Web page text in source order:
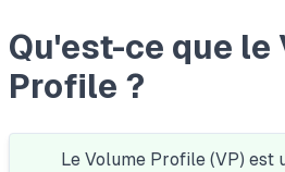
Qu'est-ce que le
Profile ?
Le Volume Profile (VP) est